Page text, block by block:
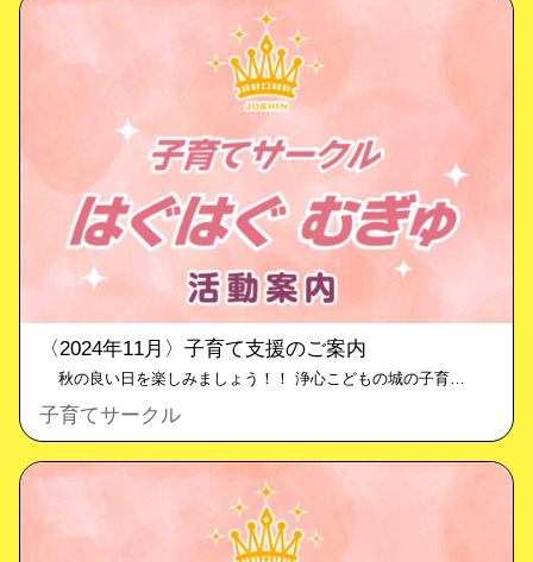
〈2024年11月〉子育て支援のご案内
秋の良い日を楽しみましょう！！ 浄心こどもの城の子育…
子育てサークル